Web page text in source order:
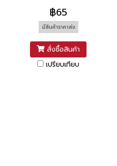
฿65
มีสินค้าราคาส่ง
สั่งซื้อสินค้า
เปรียบเทียบ